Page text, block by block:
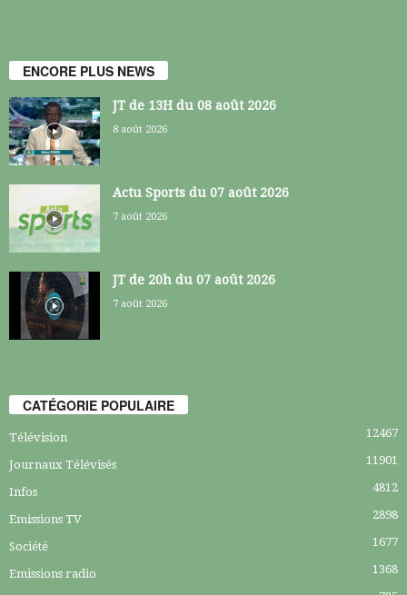
ENCORE PLUS NEWS
JT de 13H du 08 août 2026
8 août 2026
Actu Sports du 07 août 2026
7 août 2026
JT de 20h du 07 août 2026
7 août 2026
CATÉGORIE POPULAIRE
Télévision 12467
Journaux Télévisés 11901
Infos 4812
Emissions TV 2898
Société 1677
Emissions radio 1368